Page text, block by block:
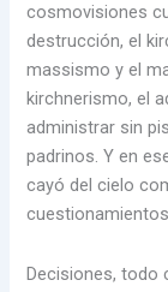
cosmovisiones
destrucción, el
massismo y el
kirchnerismo, el
administrar sin
padrinos. Y en
cayó del cielo
Decisiones, todo